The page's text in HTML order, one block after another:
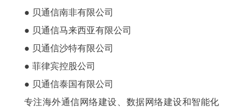
● 贝通信南非有限公司
● 贝通信马来西亚有限公司
● 贝通信沙特有限公司
● 菲律宾控股公司
● 贝通信泰国有限公司
专注海外通信网络建设、数据网络建设和智能化